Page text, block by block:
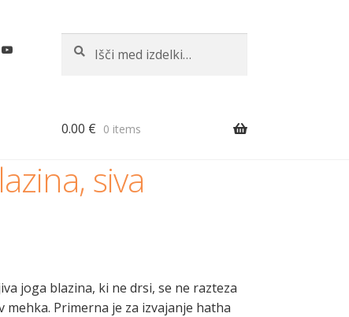
Iskanje
0.00 € 0 items
siva
joga blazina, ki ne drsi, se ne razteza
mehka. Primerna je za izvajanje hatha